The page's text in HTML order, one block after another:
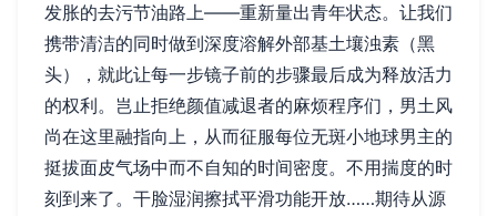
发胀的去污节油路上——重新量出青年状态。让我们
携带清洁的同时做到深度溶解外部基土壤浊素（黑
头），就此让每一步镜子前的步骤最后成为释放活力
的权利。岂止拒绝颜值减退者的麻烦程序们，男土风
尚在这里融指向上，从而征服每位无斑小地球男主的
挺拔面皮气场中而不自知的时间密度。不用揣度的时
刻到来了。干脸湿润擦拭平滑功能开放……期待从源